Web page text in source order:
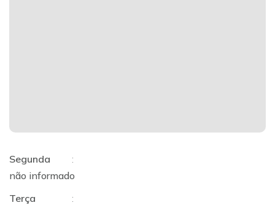
Segunda
:
não informado
Terça
: